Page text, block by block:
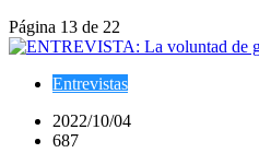
Página 13 de 22
Entrevistas
2022/10/04
687